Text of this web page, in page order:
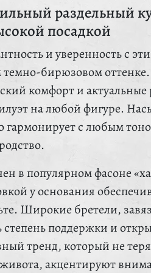
раздельный
посадкой
и уверенность с
темно-бирюзовом
комфорт и
на любой фигуре.
гармонирует с любым
в популярном фасоне
у основания
Широкие бретели,
степень поддержки и
тренд, который не
акцентируют